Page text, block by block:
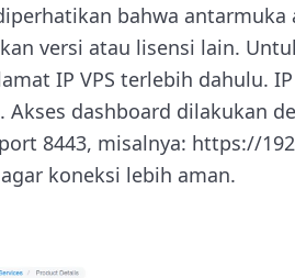
bahwa
versi atau lisensi lain.
IP VPS terlebih dahulu.
. Akses dashboard dilakukan
8443, misalnya: https://
koneksi lebih aman.